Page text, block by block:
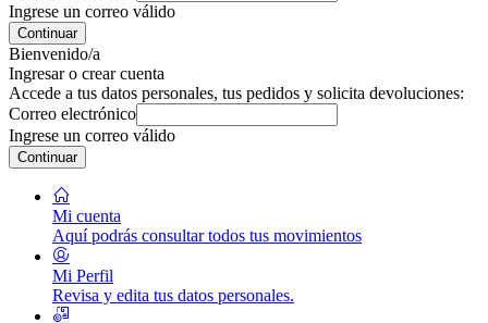
Ingrese un correo válido
Continuar
Bienvenido/a
Ingresar o crear cuenta
Accede a tus datos personales, tus pedidos y solicita devoluciones:
Correo electrónico
Ingrese un correo válido
Continuar
Mi cuenta
Aquí podrás consultar todos tus movimientos
Mi Perfil
Revisa y edita tus datos personales.